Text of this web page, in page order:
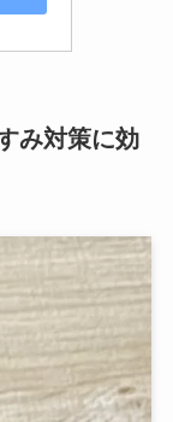
み対策に効